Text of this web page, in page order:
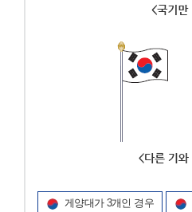
게양대가 3개인 경우